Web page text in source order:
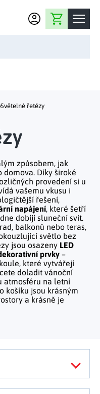
Nákupní košík
Světelné řetězy
způsobem, jak
domova. Díky široké
provedení si u
vašemu vkusu i
řešení,
napájení, které šetří
dobíjí sluneční svit.
balkonů nebo teras,
světlo bez
jsou osazeny LED
prvky –
které vytvářejí
doladit vánoční
atmosféru na letní
košíku jsou krásným
a krásně je